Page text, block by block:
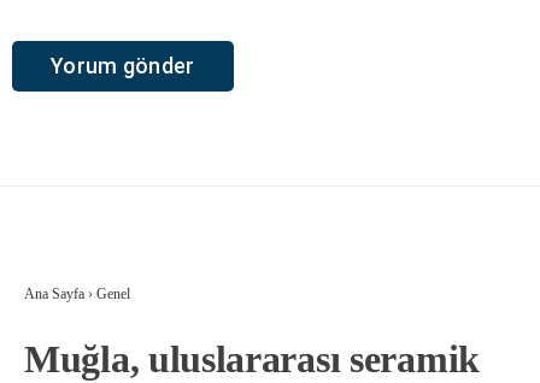
Ana Sayfa › Genel
Muğla, uluslararası seramik